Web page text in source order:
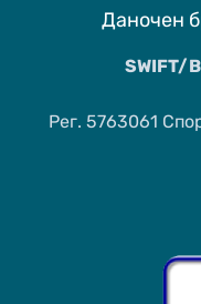
Даночен
SWIFT/
Рег. 5763061